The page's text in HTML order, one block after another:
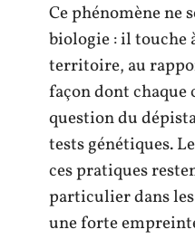
Ce phénomène ne
biologie : il touche
territoire, au
façon dont chaque
question du
tests génétiques.
ces pratiques
particulier dans
une forte